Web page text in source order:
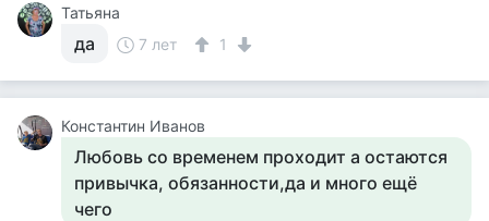
Татьяна
да 7 лет 1
Константин Иванов
Любовь со временем проходит а остаются
привычка, обязанности,да и много ещё
чего